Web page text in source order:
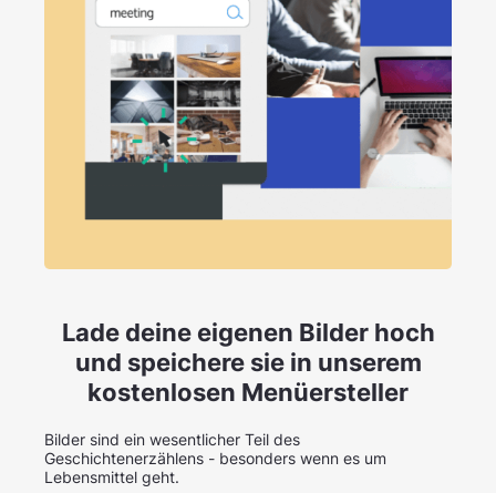
Lade deine eigenen Bilder hoch
und speichere sie in unserem
kostenlosen Menüersteller
Bilder sind ein wesentlicher Teil des
Geschichtenerzählens - besonders wenn es um
Lebensmittel geht.